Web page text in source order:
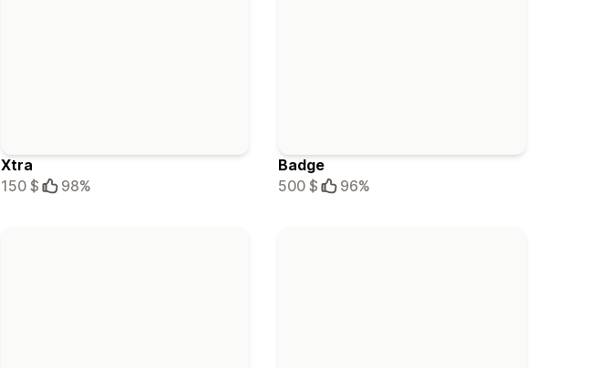
Xtra
150 $
98%
Badge
500 $
96%